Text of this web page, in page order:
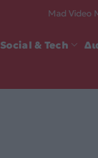
Mad Video
Social & Tech